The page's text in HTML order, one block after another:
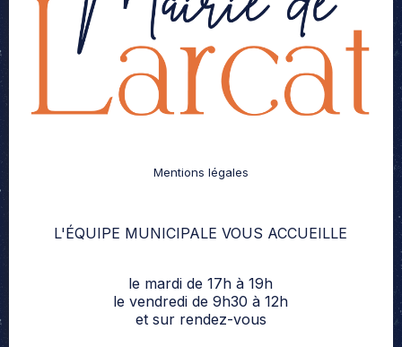
Mentions légales
L'ÉQUIPE MUNICIPALE VOUS ACCUEILLE
le mardi de 17h à 19h
le vendredi de 9h30 à 12h
et sur rendez-vous